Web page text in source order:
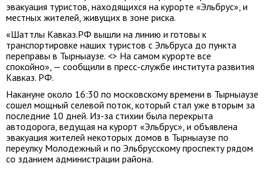
эвакуация туристов, находящихся на курорте «Эльбрус», и
местных жителей, живущих в зоне риска.
«Шаттлы Кавказ.РФ вышли на линию и готовы к
транспортировке наших туристов с Эльбруса до пункта
переправы в Тырныаузе. <> На самом курорте все
спокойно», — сообщили в пресс-службе института развития
Кавказ. РФ.
Накануне около 16:30 по московскому времени в Тырныаузе
сошел мощный селевой поток, который стал уже вторым за
последние 10 дней. Из-за стихии была перекрыта
автодорога, ведущая на курорт «Эльбрус», и объявлена
эвакуация жителей некоторых домов в Тырныаузе по
переулку Молодежный и по Эльбрусскому проспекту рядом
со зданием администрации района.